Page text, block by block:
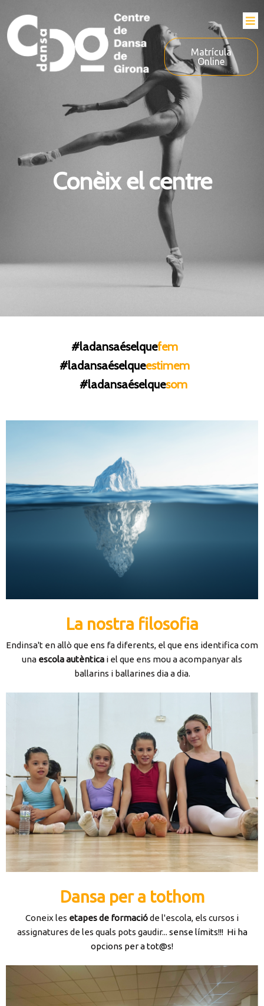
Matrícula
Online
Conèix el centre
#ladansaéselquefem
#ladansaéselqueestimem
#ladansaéselquesom
La nostra filosofia
Endinsa't en allò que ens fa diferents, el que ens identifica com
una escola autèntica i el que ens mou a acompanyar als
ballarins i ballarines dia a dia.
Dansa per a tothom
Coneix les etapes de formacióde l'escola, els cursos i
assignatures de les quals pots gaudir... sense límits!!! Hi ha
opcions per a tot@s!